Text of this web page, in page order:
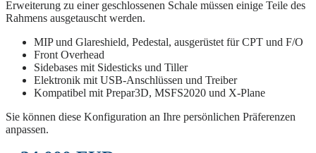
Erweiterung zu einer geschlossenen Schale müssen einige Teile des
Rahmens ausgetauscht werden.
MIP und Glareshield, Pedestal, ausgerüstet für CPT und F/O
Front Overhead
Sidebases mit Sidesticks und Tiller
Elektronik mit USB-Anschlüssen und Treiber
Kompatibel mit Prepar3D, MSFS2020 und X-Plane
Sie können diese Konfiguration an Ihre persönlichen Präferenzen
anpassen.